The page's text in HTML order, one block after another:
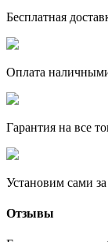
Бесплатная
Оплата
Гарантия на все
Установим сами
Отзывы